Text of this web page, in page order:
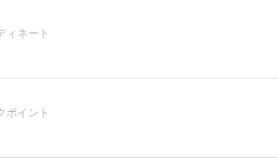
ィネート
ポイント